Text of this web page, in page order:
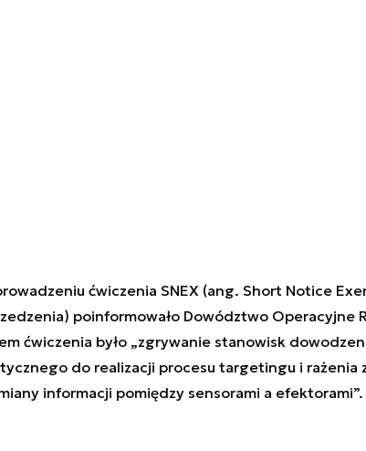
ćwiczenia SNEX (ang. Short Notice
poinformowało Dowództwo Operacyjne
ćwiczenia było „zgrywanie stanowisk
do realizacji procesu targetingu i rażenia
informacji pomiędzy sensorami a efektorami”.